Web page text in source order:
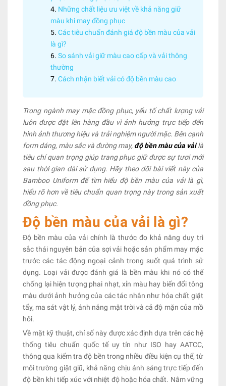
Những chất liệu ưu việt về khả năng giữ
màu khi may đồng phục
Các tiêu chuẩn đánh giá độ bền màu của vải
là gì?
So sánh vải giữ màu cao cấp và vải thông
thường
Cách nhận biết vải có độ bền màu cao
Trong ngành may mặc đồng phục, yếu tố chất lượng vải
luôn được đặt lên hàng đầu vì ảnh hưởng trực tiếp đến
hình ảnh thương hiệu và trải nghiệm người mặc. Bên cạnh
form dáng, màu sắc và đường may, độ bền màu của vảilà
tiêu chí quan trọng giúp trang phục giữ được sự tươi mới
sau thời gian dài sử dụng. Hãy theo dõi bài viết này của
Bamboo Uniform để tìm hiểu độ bền màu của vải là gì,
hiểu rõ hơn về tiêu chuẩn quan trọng này trong sản xuất
đồng phục.
Độ bền màu của vải là gì?
Độ bền màu của vải chính là thước đo khả năng duy trì
sắc thái nguyên bản của sợi vải hoặc sản phẩm may mặc
trước các tác động ngoại cảnh trong suốt quá trình sử
dụng. Loại vải được đánh giá là bền màu khi nó có thể
chống lại hiện tượng phai nhạt, xỉn màu hay biến đổi tông
màu dưới ảnh hưởng của các tác nhân như hóa chất giặt
tẩy, ma sát vật lý, ánh nắng mặt trời và cả độ mặn của mồ
hôi.
Về mặt kỹ thuật, chỉ số này được xác định dựa trên các hệ
thống tiêu chuẩn quốc tế uy tín như ISO hay AATCC,
thông qua kiểm tra độ bền trong nhiều điều kiện cụ thể, từ
môi trường giặt giũ, khả năng chịu ánh sáng trực tiếp đến
độ bền khi tiếp xúc với nhiệt độ hoặc hóa chất. Nắm vững